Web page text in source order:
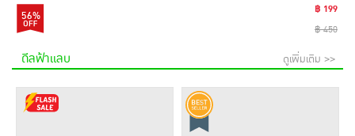
56%
฿ 199
฿ 450
ดีลฟ้าแลบ ดูเพิ่มเติม >>